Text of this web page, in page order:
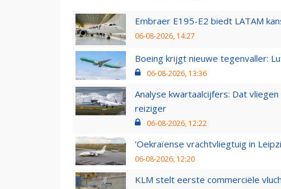
Embraer E195-E2 biedt LATAM
06-08-2026, 14:27
Boeing krijgt nieuwe tegenvaller:
06-08-2026, 13:36
Analyse kwartaalcijfers: Dat
reiziger
06-08-2026, 12:22
'Oekraïense vrachtvliegtuig in
06-08-2026, 12:20
KLM stelt eerste commerciële